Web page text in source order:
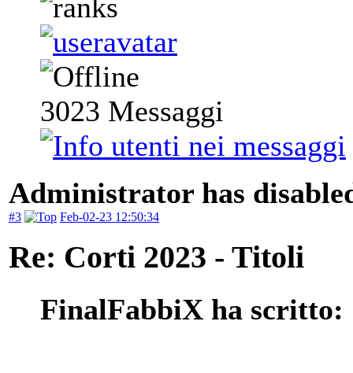
3023 Messaggi
Administrator has
#3 Feb-02-23 12:50:34
Re: Corti 2023 - Titoli
FinalFabbiX ha scritto: